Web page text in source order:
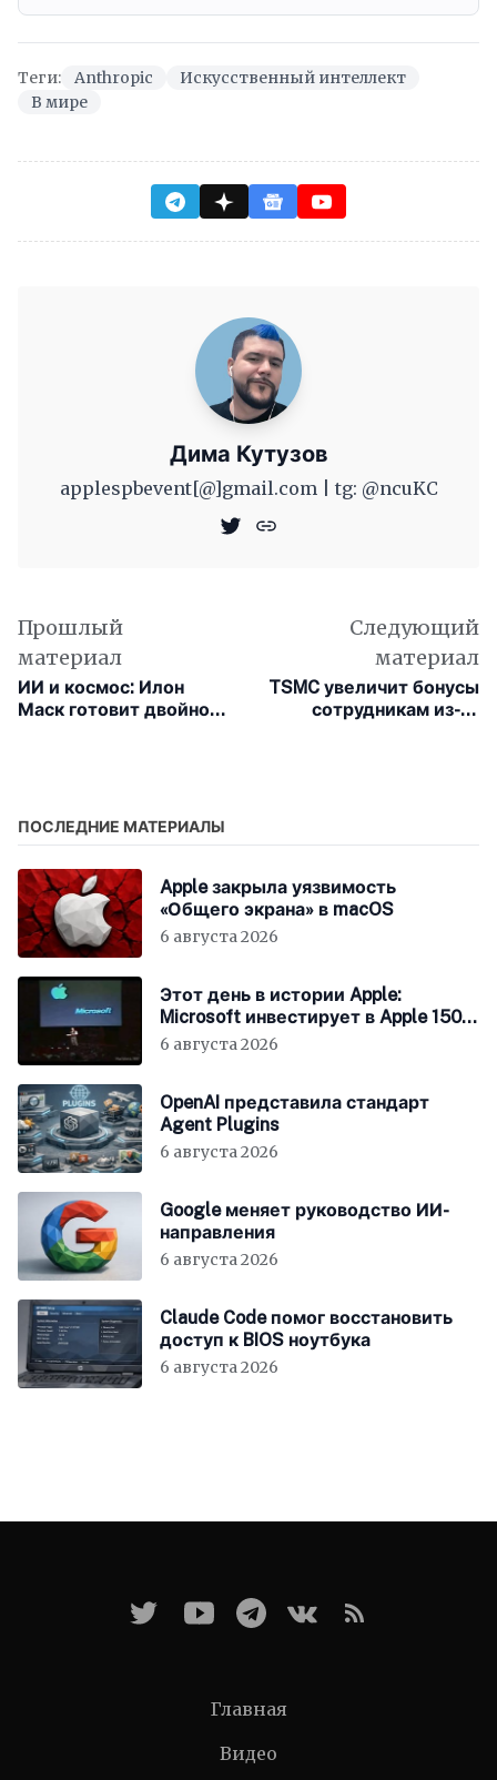
Теги: Anthropic
Искусственный интеллект
В мире
Дима Кутузов
applespbevent[@]gmail.com | tg: @ncuKC
Прошлый
материал
ИИ и космос: Илон
Маск готовит двойной
Следующий
материал
TSMC увеличит бонусы
сотрудникам из-за
ПОСЛЕДНИЕ МАТЕРИАЛЫ
Apple закрыла уязвимость
«Общего экрана» в macOS
6 августа 2026
Этот день в истории Apple:
Microsoft инвестирует в Apple 150
миллионов долларов
6 августа 2026
OpenAI представила стандарт
Agent Plugins
6 августа 2026
Google меняет руководство ИИ-
направления
6 августа 2026
Claude Code помог восстановить
доступ к BIOS ноутбука
6 августа 2026
Главная
Видео